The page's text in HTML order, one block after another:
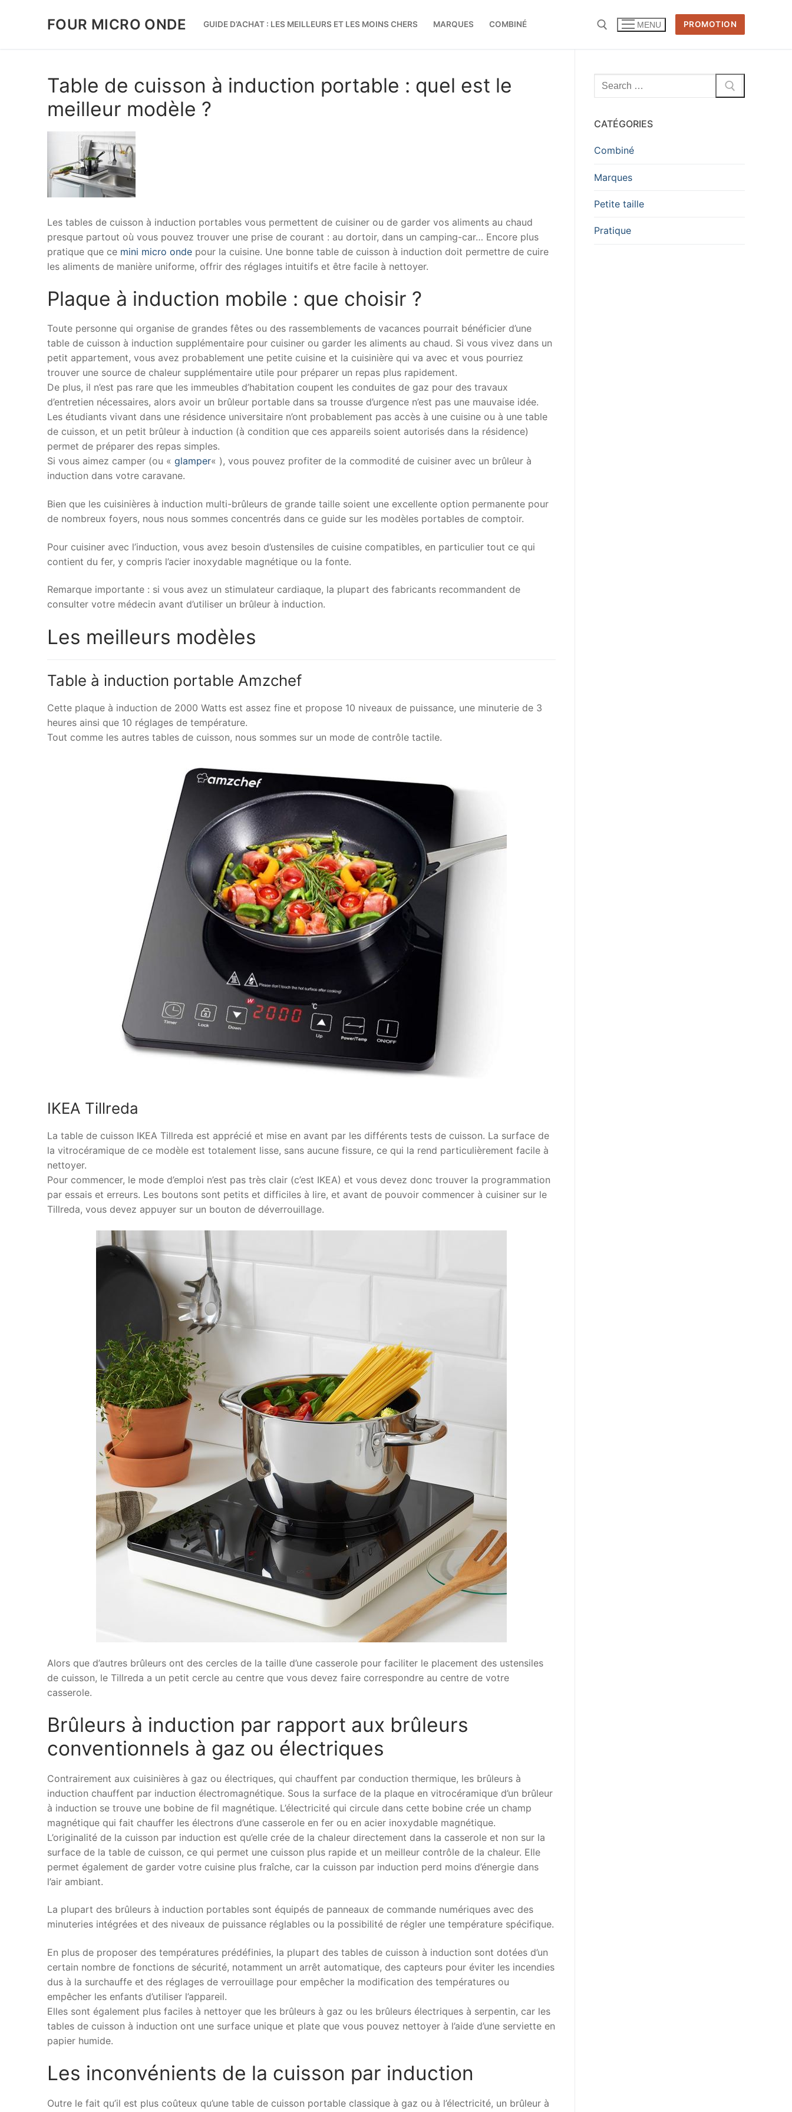
FOUR MICRO ONDE GUIDE D’ACHAT : LES MEILLEURS ET LES MOINS CHERS MARQUES COMBINÉ MENU PROMOTION
Table de cuisson à induction portable : quel est le
meilleur modèle ?
Les tables de cuisson à induction portables vous permettent de cuisiner ou de garder vos aliments au chaud
presque partout où vous pouvez trouver une prise de courant : au dortoir, dans un camping-car… Encore plus
pratique que ce mini micro onde pour la cuisine. Une bonne table de cuisson à induction doit permettre de cuire
les aliments de manière uniforme, offrir des réglages intuitifs et être facile à nettoyer.
Plaque à induction mobile : que choisir ?
Toute personne qui organise de grandes fêtes ou des rassemblements de vacances pourrait bénéficier d’une
table de cuisson à induction supplémentaire pour cuisiner ou garder les aliments au chaud. Si vous vivez dans un
petit appartement, vous avez probablement une petite cuisine et la cuisinière qui va avec et vous pourriez
trouver une source de chaleur supplémentaire utile pour préparer un repas plus rapidement.
De plus, il n’est pas rare que les immeubles d’habitation coupent les conduites de gaz pour des travaux
d’entretien nécessaires, alors avoir un brûleur portable dans sa trousse d’urgence n’est pas une mauvaise idée.
Les étudiants vivant dans une résidence universitaire n’ont probablement pas accès à une cuisine ou à une table
de cuisson, et un petit brûleur à induction (à condition que ces appareils soient autorisés dans la résidence)
permet de préparer des repas simples.
Si vous aimez camper (ou « glamper« ), vous pouvez profiter de la commodité de cuisiner avec un brûleur à
induction dans votre caravane.
Bien que les cuisinières à induction multi-brûleurs de grande taille soient une excellente option permanente pour
de nombreux foyers, nous nous sommes concentrés dans ce guide sur les modèles portables de comptoir.
Pour cuisiner avec l’induction, vous avez besoin d’ustensiles de cuisine compatibles, en particulier tout ce qui
contient du fer, y compris l’acier inoxydable magnétique ou la fonte.
Remarque importante : si vous avez un stimulateur cardiaque, la plupart des fabricants recommandent de
consulter votre médecin avant d’utiliser un brûleur à induction.
Les meilleurs modèles
Table à induction portable Amzchef
Cette plaque à induction de 2000 Watts est assez fine et propose 10 niveaux de puissance, une minuterie de 3
heures ainsi que 10 réglages de température.
Tout comme les autres tables de cuisson, nous sommes sur un mode de contrôle tactile.
IKEA Tillreda
La table de cuisson IKEA Tillreda est apprécié et mise en avant par les différents tests de cuisson. La surface de
la vitrocéramique de ce modèle est totalement lisse, sans aucune fissure, ce qui la rend particulièrement facile à
nettoyer.
Pour commencer, le mode d’emploi n’est pas très clair (c’est IKEA) et vous devez donc trouver la programmation
par essais et erreurs. Les boutons sont petits et difficiles à lire, et avant de pouvoir commencer à cuisiner sur le
Tillreda, vous devez appuyer sur un bouton de déverrouillage.
Alors que d’autres brûleurs ont des cercles de la taille d’une casserole pour faciliter le placement des ustensiles
de cuisson, le Tillreda a un petit cercle au centre que vous devez faire correspondre au centre de votre
casserole.
Brûleurs à induction par rapport aux brûleurs
conventionnels à gaz ou électriques
Contrairement aux cuisinières à gaz ou électriques, qui chauffent par conduction thermique, les brûleurs à
induction chauffent par induction électromagnétique. Sous la surface de la plaque en vitrocéramique d’un brûleur
à induction se trouve une bobine de fil magnétique. L’électricité qui circule dans cette bobine crée un champ
magnétique qui fait chauffer les électrons d’une casserole en fer ou en acier inoxydable magnétique.
L’originalité de la cuisson par induction est qu’elle crée de la chaleur directement dans la casserole et non sur la
surface de la table de cuisson, ce qui permet une cuisson plus rapide et un meilleur contrôle de la chaleur. Elle
permet également de garder votre cuisine plus fraîche, car la cuisson par induction perd moins d’énergie dans
l’air ambiant.
La plupart des brûleurs à induction portables sont équipés de panneaux de commande numériques avec des
minuteries intégrées et des niveaux de puissance réglables ou la possibilité de régler une température spécifique.
En plus de proposer des températures prédéfinies, la plupart des tables de cuisson à induction sont dotées d’un
certain nombre de fonctions de sécurité, notamment un arrêt automatique, des capteurs pour éviter les incendies
dus à la surchauffe et des réglages de verrouillage pour empêcher la modification des températures ou
empêcher les enfants d’utiliser l’appareil.
Elles sont également plus faciles à nettoyer que les brûleurs à gaz ou les brûleurs électriques à serpentin, car les
tables de cuisson à induction ont une surface unique et plate que vous pouvez nettoyer à l’aide d’une serviette en
papier humide.
Les inconvénients de la cuisson par induction
Outre le fait qu’il est plus coûteux qu’une table de cuisson portable classique à gaz ou à l’électricité, un brûleur à
Rechercher
:
CATÉGORIES
Combiné
Marques
Petite taille
Pratique